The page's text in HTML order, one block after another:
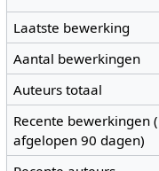
Laatste bewerking
Aantal bewerkingen
Auteurs totaal
Recente bewerkingen
afgelopen 90 dagen)